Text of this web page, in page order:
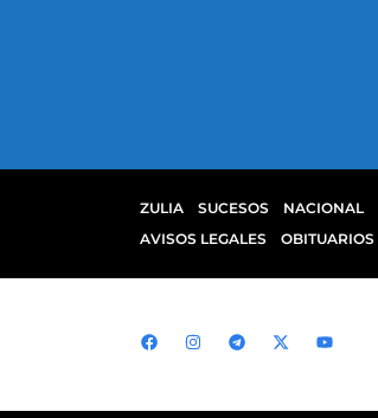
ZULIA SUCESOS NACIONAL
AVISOS LEGALES
OBITUARIOS